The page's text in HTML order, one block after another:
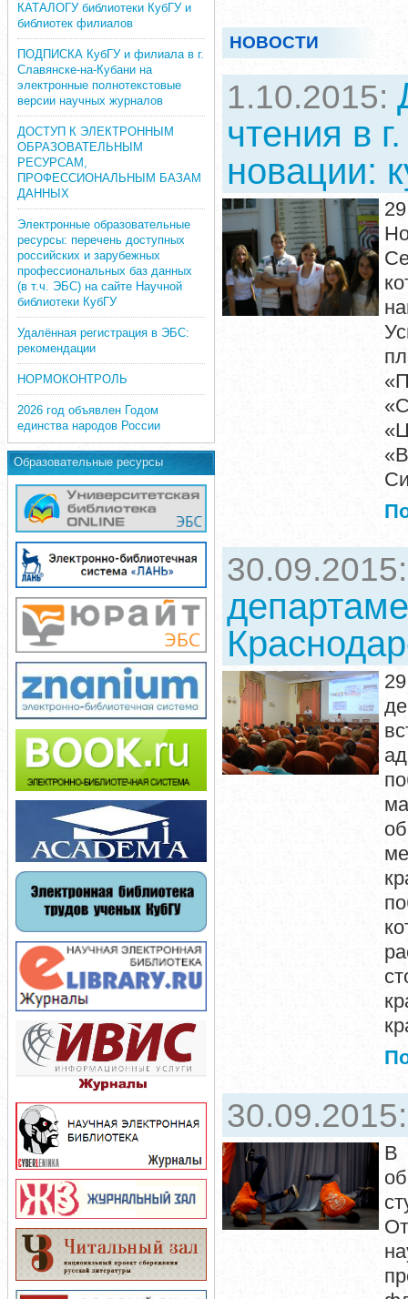
КАТАЛОГУ библиотеки КубГУ и
библиотек филиалов
ПОДПИСКА КубГУ и филиала в г.
Славянске-на-Кубани на
электронные полнотекстовые
версии научных журналов
ДОСТУП К ЭЛЕКТРОННЫМ
ОБРАЗОВАТЕЛЬНЫМ
РЕСУРСАМ,
ПРОФЕССИОНАЛЬНЫМ БАЗАМ
ДАННЫХ
Электронные образовательные
ресурсы: перечень доступных
российских и зарубежных
профессиональных баз данных
(в т.ч. ЭБС) на сайте Научной
библиотеки КубГУ
Удалённая регистрация в ЭБС:
рекомендации
НОРМОКОНТРОЛЬ
2026 год объявлен Годом
единства народов России
Образовательные ресурсы
НОВОСТИ
1.10.2015:
чтения в
новации:
В